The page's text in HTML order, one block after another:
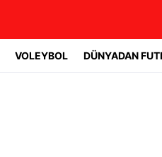
VOLEYBOL DÜNYADAN